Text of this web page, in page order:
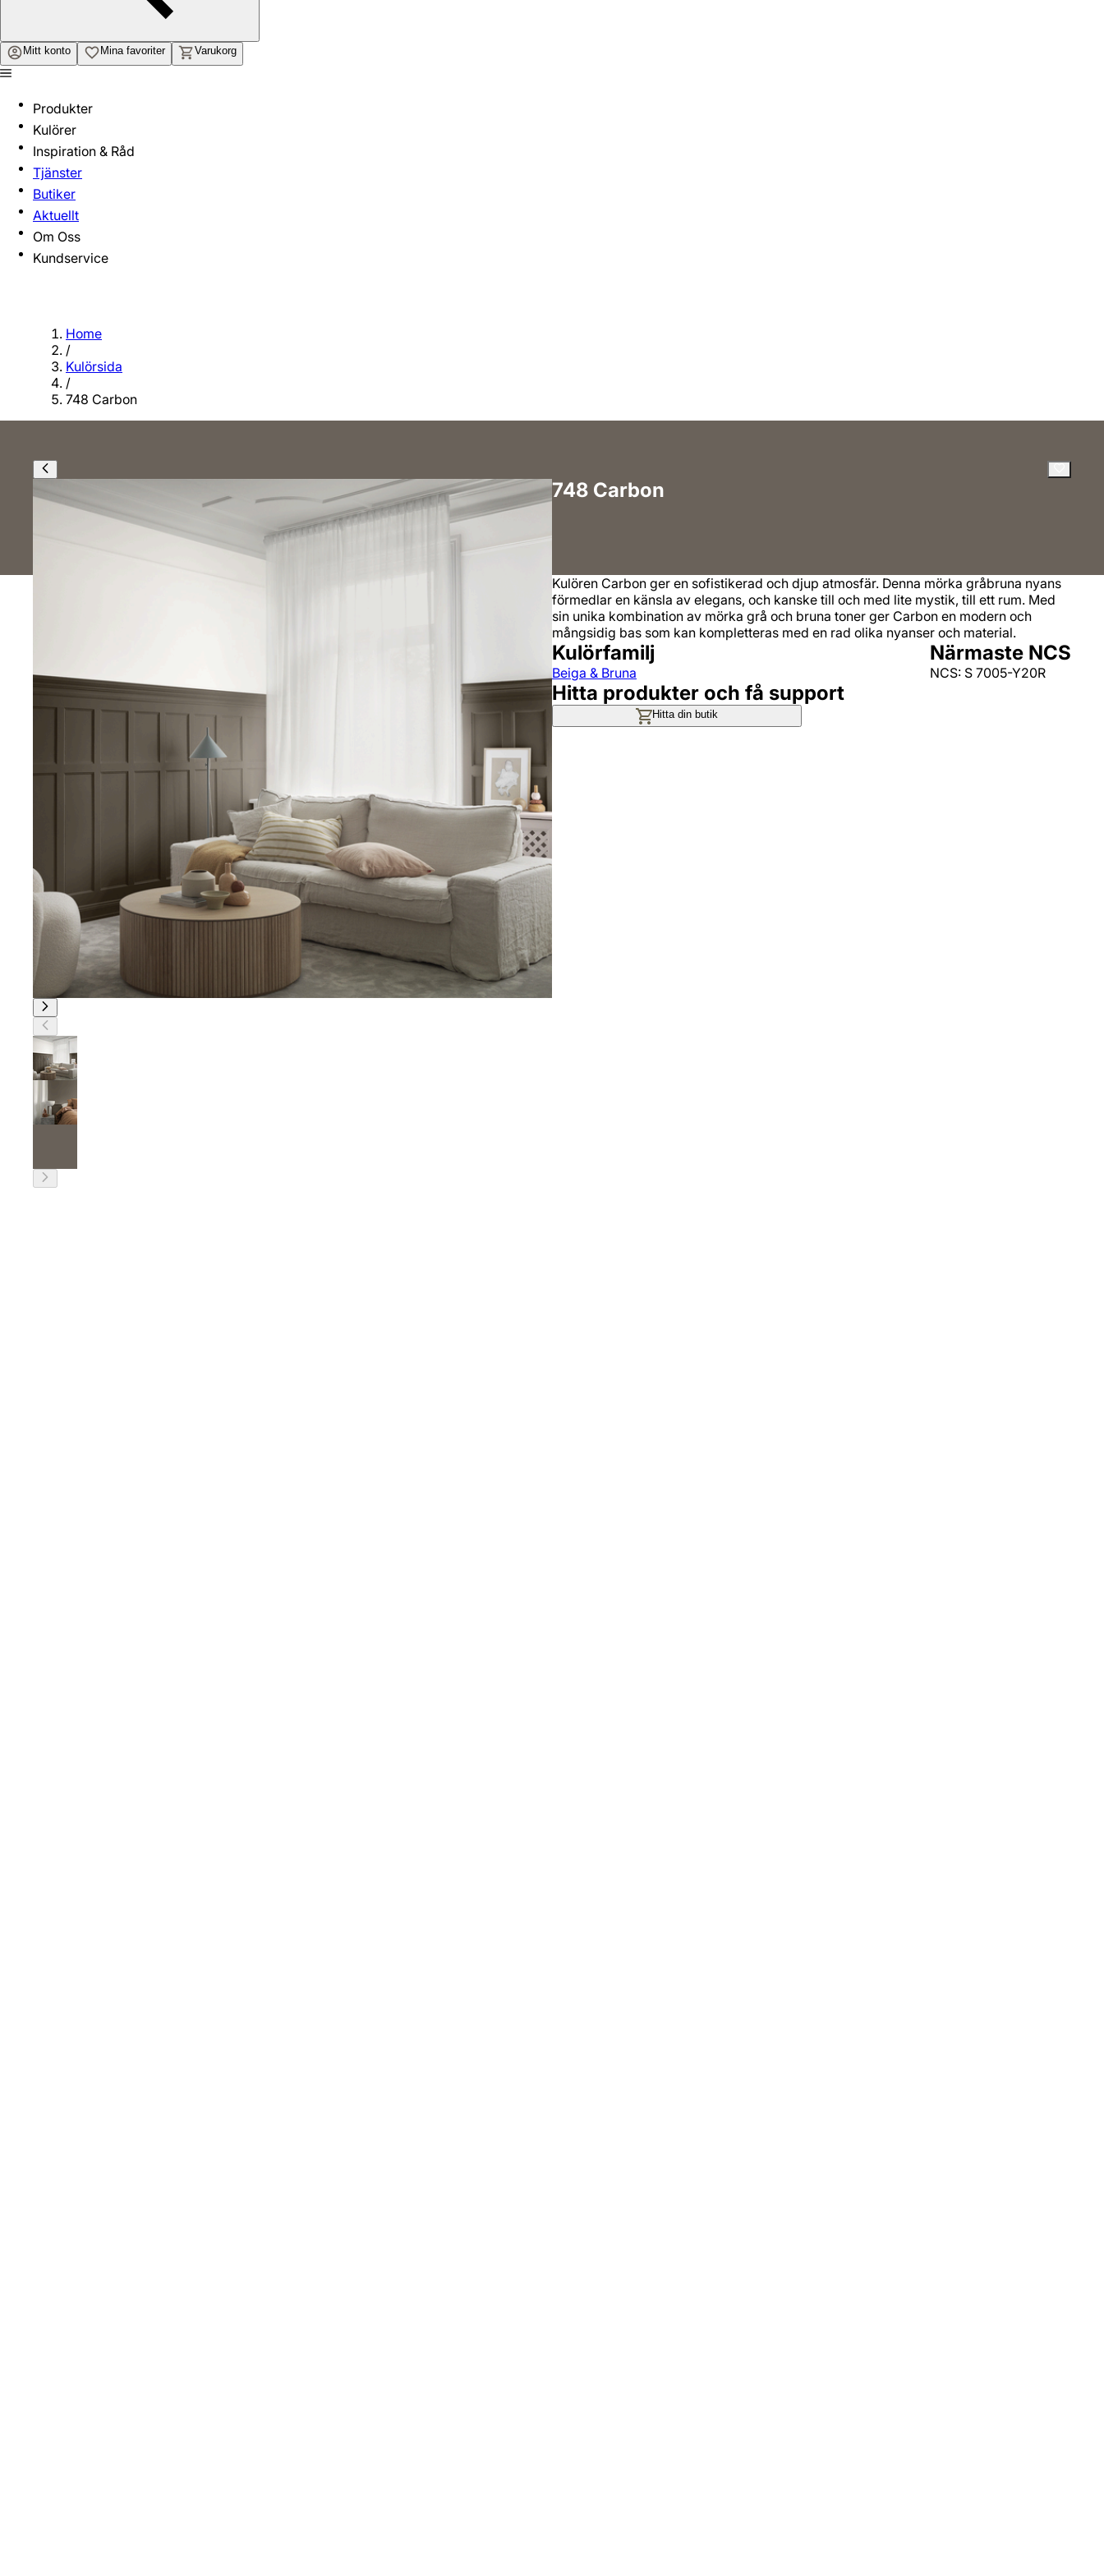
Mitt konto Mina favoriter Varukorg
Produkter
Kulörer
Inspiration & Råd
Tjänster
Butiker
Aktuellt
Om Oss
Kundservice
Home
/
Kulörsida
/
748 Carbon
748 Carbon
Kulören Carbon ger en sofistikerad och djup atmosfär. Denna mörka gråbruna nyans
förmedlar en känsla av elegans, och kanske till och med lite mystik, till ett rum. Med
sin unika kombination av mörka grå och bruna toner ger Carbon en modern och
mångsidig bas som kan kompletteras med en rad olika nyanser och material.
Kulörfamilj
Beiga & Bruna
Närmaste NCS
NCS: S 7005-Y20R
Hitta produkter och få support
Hitta din butik